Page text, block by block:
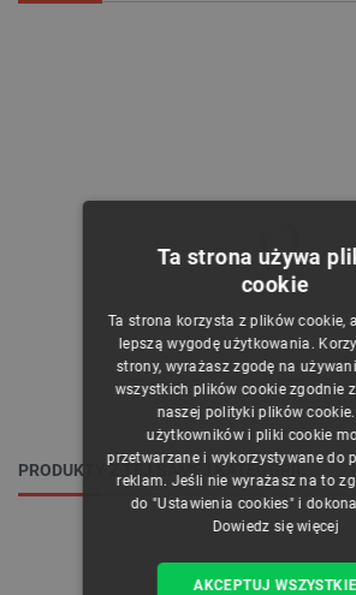
PRODUKTY Z TEJ SAMEJ KATEGORII:
Ta strona używa
cookie
Ta strona korzysta z plików cookie,
lepszą wygodę użytkowania.
strony, wyrażasz zgodę na
wszystkich plików cookie zgodnie
naszej polityki plików
użytkowników i pliki cookie
przetwarzane i wykorzystywane do
reklam. Jeśli nie wyrażasz na to
do "Ustawienia cookies" i
Dowiedz się więcej
AKCEPTUJ WSZYSTKIE